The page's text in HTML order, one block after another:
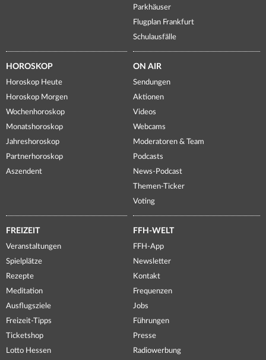
Parkhäuser
Flugplan Frankfurt
Schulausfälle
HOROSKOP
Horoskop Heute
Horoskop Morgen
Wochenhoroskop
Monatshoroskop
Jahreshoroskop
Partnerhoroskop
Aszendent
ON AIR
Sendungen
Aktionen
Videos
Webcams
Moderatoren & Team
Podcasts
News-Podcast
Themen-Ticker
Voting
FREIZEIT
Veranstaltungen
Spielplätze
Rezepte
Meditation
Ausflugsziele
Freizeit-Tipps
Ticketshop
Lotto Hessen
FFH-WELT
FFH-App
Newsletter
Kontakt
Frequenzen
Jobs
Führungen
Presse
Radiowerbung